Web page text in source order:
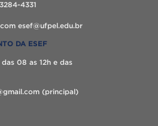
4331
esef@ufpel.edu.br
DA ESEF
08 as 12h e das
(principal)